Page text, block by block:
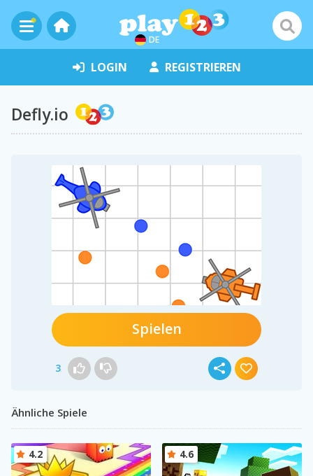
DE
LOGIN REGISTRIEREN
Defly.io
Spielen
3
Ähnliche Spiele
4.2 4.6